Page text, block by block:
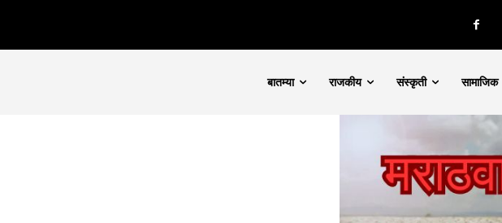
बातम्या राजकीय संस्कृती सामाजिक